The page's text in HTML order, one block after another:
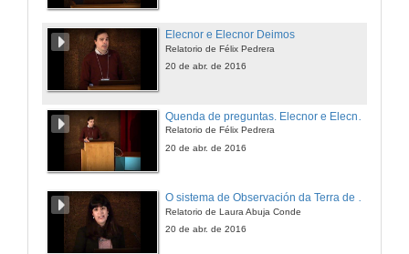
Elecnor e Elecnor Deimos
Relatorio de Félix Pedrera
20 de abr. de 2016
Relatorio de Félix Pedrera
20 de abr. de 2016
O sistema de Observación da Terra de UrtheCast
Relatorio de Laura Abuja Conde
20 de abr. de 2016